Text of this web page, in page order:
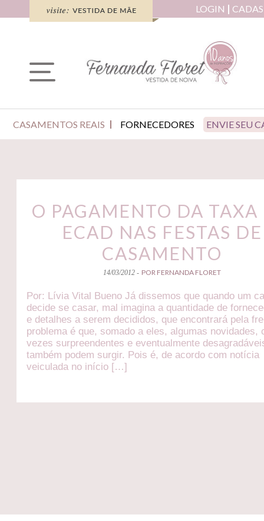
LOGIN
CASAMENTOS REAIS FORNECEDORES ENVIE SEU
O PAGAMENTO DA TAXA
ECAD NAS FESTAS DE
CASAMENTO
14/03/2012 - POR FERNANDA FLORET
Por: Lívia Vital Bueno Já dissemos que quando um
decide se casar, mal imagina a quantidade de
e detalhes a serem decididos, que encontrará pela
problema é que, somado a eles, algumas novidades,
vezes surpreendentes e eventualmente
também podem surgir. Pois é, de acordo com notícia
veiculada no início […]